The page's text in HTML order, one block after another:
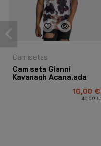
Camisetas
Camiseta Gianni
Kavanagh Acanalada
16,00 €
40,00 €